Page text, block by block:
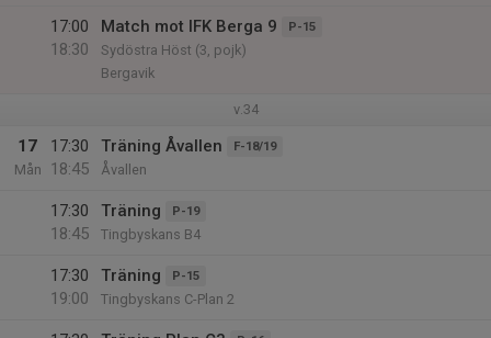
17:00
18:30
Match mot IFK Berga 9 P-15
Sydöstra Höst (3, pojk)
Bergavik
v.34
17
Mån
17:30
18:45
Träning Åvallen F-18/19
Åvallen
17:30
18:45
Träning P-19
Tingbyskans B4
17:30
19:00
Träning P-15
Tingbyskans C-Plan 2